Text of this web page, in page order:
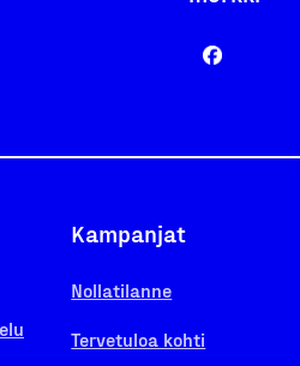
Kampanjat
Nollatilanne
Tervetuloa kohti